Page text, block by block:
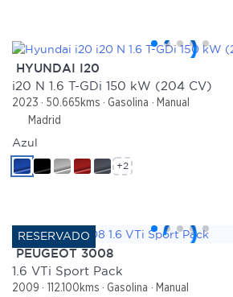
HYUNDAI I20
i20 N 1.6 T-GDi 150 kW (204 CV)
2023 50.665kms Gasolina
Manual
Madrid
Azul
+2
PEUGEOT 3008
1.6 VTi Sport Pack
2009 112.100kms Gasolina
Manual